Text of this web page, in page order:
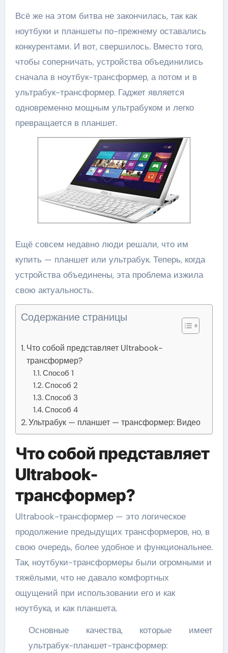
Всё же на этом битва не закончилась, так как
ноутбуки и планшеты по-прежнему оставались
конкурентами. И вот, свершилось. Вместо того,
чтобы соперничать, устройства объединились
сначала в ноутбук-трансформер, а потом и в
ультрабук-трансформер. Гаджет является
одновременно мощным ультрабуком и легко
превращается в планшет.
Ещё совсем недавно люди решали, что им
купить — планшет или ультрабук. Теперь, когда
устройства объединены, эта проблема изжила
свою актуальность.
Содержание страницы
Что собой представляет Ultrabook-
трансформер?
Способ 1
Способ 2
Способ 3
Способ 4
Ультрабук — планшет — трансформер: Видео
Что собой представляет
Ultrabook-
трансформер?
Ultrabook-трансформер — это логическое
продолжение предыдущих трансформеров, но, в
свою очередь, более удобное и функциональнее.
Так, ноутбуки-трансформеры были огромными и
тяжёлыми, что не давало комфортных
ощущений при использовании его и как
ноутбука, и как планшета.
Основные качества, которые имеет
ультрабук-планшет-трансформер: